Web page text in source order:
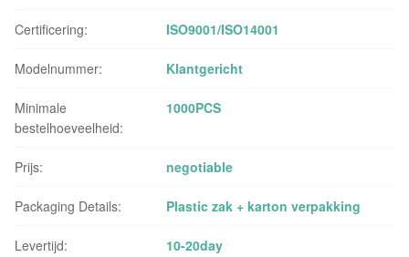
Certificering: ISO9001/ISO14001
Modelnummer: Klantgericht
Minimale
bestelhoeveelheid:
1000PCS
Prijs: negotiable
Packaging Details: Plastic zak + karton verpakking
Levertijd: 10-20day